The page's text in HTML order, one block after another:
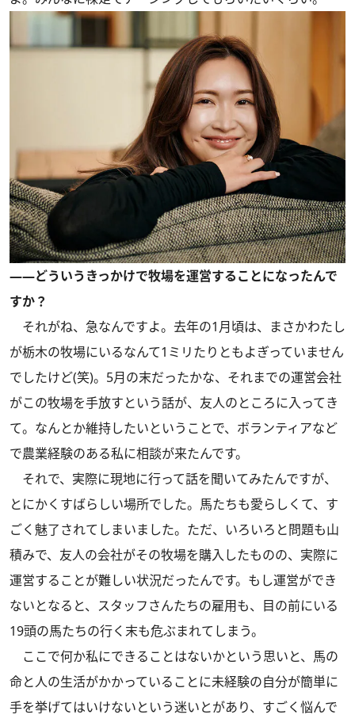
――どういうきっかけで牧場を運営することになったんで
すか？
それがね、急なんですよ。去年の1月頃は、まさかわたし
が栃木の牧場にいるなんて1ミリたりともよぎっていません
でしたけど(笑)。5月の末だったかな、それまでの運営会社
がこの牧場を手放すという話が、友人のところに入ってき
て。なんとか維持したいということで、ボランティアなど
で農業経験のある私に相談が来たんです。
それで、実際に現地に行って話を聞いてみたんですが、
とにかくすばらしい場所でした。馬たちも愛らしくて、す
ごく魅了されてしまいました。ただ、いろいろと問題も山
積みで、友人の会社がその牧場を購入したものの、実際に
運営することが難しい状況だったんです。もし運営ができ
ないとなると、スタッフさんたちの雇用も、目の前にいる
19頭の馬たちの行く末も危ぶまれてしまう。
ここで何か私にできることはないかという思いと、馬の
命と人の生活がかかっていることに未経験の自分が簡単に
手を挙げてはいけないという迷いとがあり、すごく悩んで